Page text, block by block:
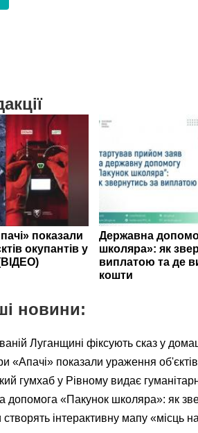
показали
окупантів у
Державна
школяра»: як
виплатою та де
кошти
новини:
Луганщині фіксують сказ у
«Апачі» показали ураження
гумхаб у Рівному видає
допомога «Пакунок школяра»: як
інтерактивну мапу «місць